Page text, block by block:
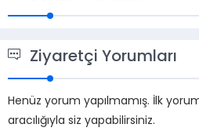
Ziyaretçi Yorumları
Henüz yorum yapılmamış. İlk
aracılığıyla siz yapabilirsiniz.